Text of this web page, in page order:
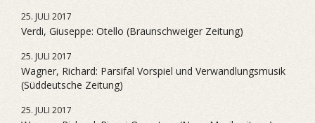
25. JULI 2017
Verdi, Giuseppe: Otello (Braunschweiger Zeitung)
25. JULI 2017
Wagner, Richard: Parsifal Vorspiel und Verwandlungsmusik
(Süddeutsche Zeitung)
25. JULI 2017